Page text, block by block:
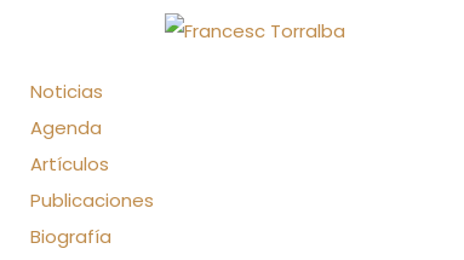
Noticias
Agenda
Artículos
Publicaciones
Biografía